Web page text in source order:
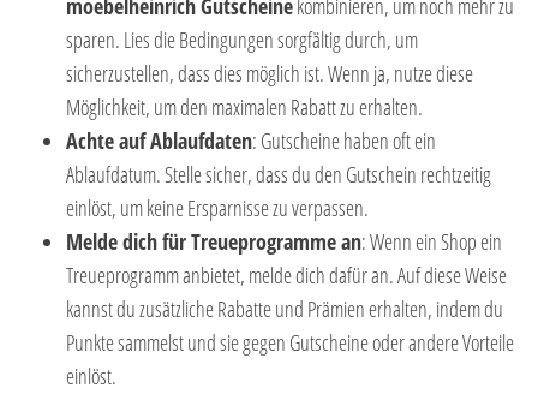
moebelheinrichGutscheinekombinieren, um noch mehr zu
sparen. Lies die Bedingungen sorgfältig durch, um
sicherzustellen, dass dies möglich ist. Wenn ja, nutze diese
Möglichkeit, um den maximalen Rabatt zu erhalten.
Achte auf Ablaufdaten: Gutscheine haben oft ein
Ablaufdatum. Stelle sicher, dass du den Gutschein rechtzeitig
einlöst, um keine Ersparnisse zu verpassen.
Melde dich für Treueprogramme an: Wenn ein Shop ein
Treueprogramm anbietet, melde dich dafür an. Auf diese Weise
kannst du zusätzliche Rabatte und Prämien erhalten, indem du
Punkte sammelst und sie gegen Gutscheine oder andere Vorteile
einlöst.